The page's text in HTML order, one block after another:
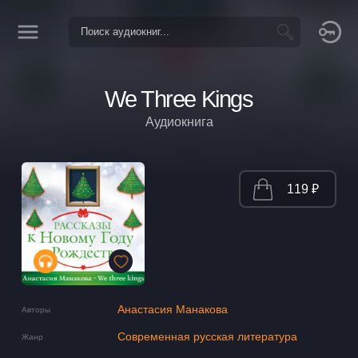
We Three Kings
Аудиокнига
Авторы Анастасия Манакова
Жанр Современная русская литература
119 ₽